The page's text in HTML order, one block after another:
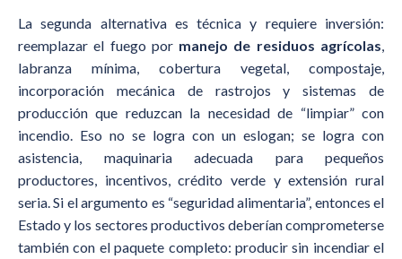
La segunda alternativa es técnica y requiere inversión:
reemplazar el fuego por manejo de residuos agrícolas,
labranza mínima, cobertura vegetal, compostaje,
incorporación mecánica de rastrojos y sistemas de
producción que reduzcan la necesidad de “limpiar” con
incendio. Eso no se logra con un eslogan; se logra con
asistencia, maquinaria adecuada para pequeños
productores, incentivos, crédito verde y extensión rural
seria. Si el argumento es “seguridad alimentaria”, entonces el
Estado y los sectores productivos deberían comprometerse
también con el paquete completo: producir sin incendiar el